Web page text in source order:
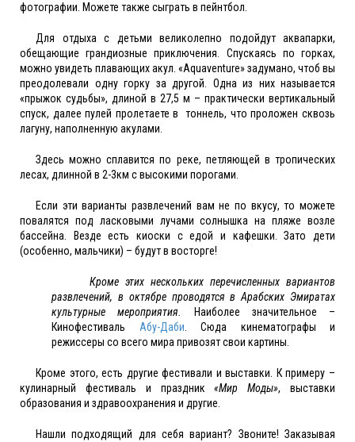
фотографии. Можете также сыграть в пейнтбол.
Для отдыха с детьми великолепно подойдут аквапарки,
обещающие грандиозные приключения. Спускаясь по горках,
можно увидеть плавающих акул. «Aquaventure» задумано, чтоб вы
преодолевали одну горку за другой. Одна из них называется
«прыжок судьбы», длиной в 27,5 м – практически вертикальный
спуск, далее пулей пролетаете в тоннель, что проложен сквозь
лагуну, наполненную акулами.
Здесь можно сплавится по реке, петляющей в тропических
лесах, длинной в 2-3км с высокими порогами.
Если эти варианты развлечений вам не по вкусу, то можете
повалятся под ласковыми лучами солнышка на пляже возле
бассейна. Везде есть киоски с едой и кафешки. Зато дети
(особенно, мальчики) – будут в восторге!
Кроме этих нескольких перечисленных вариантов
развлечений, в октябре проводятся в Арабских Эмиратах
культурные мероприятия.
Наиболее значительное –
Кинофестиваль Абу-Даби . Сюда кинематографы и
режиссеры со всего мира привозят свои картины.
Кроме этого, есть другие фестивали и выставки. К примеру –
кулинарный фестиваль и праздник«Мир Моды», выставки
образования и здравоохранения и другие.
Нашли подходящий для себя вариант? Звоните! Заказывая